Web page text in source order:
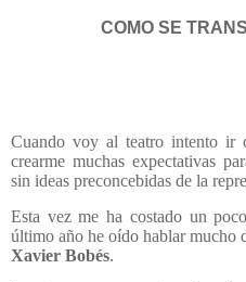
COMO SE
Cuando voy al teatro intento ir
crearme muchas expectativas
sin ideas preconcebidas de la
Esta vez me ha costado un
último año he oído hablar mucho
Xavier Bobés.